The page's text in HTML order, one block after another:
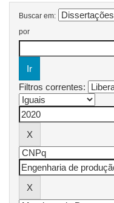
Buscar em:
por
Filtros correntes: